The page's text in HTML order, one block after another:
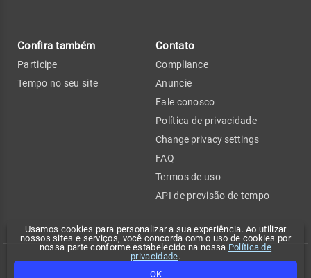
Usamos cookies para personalizar a sua experiência. Ao utilizar
nossos sites e serviços, você concorda com o uso de cookies por
nossa parte conforme estabelecido na nossa Política de
privacidade.
OK
Confira também
Participe
Tempo no seu site
Contato
Compliance
Anuncie
Fale conosco
Política de privacidade
Change privacy settings
FAQ
Termos de uso
API de previsão de tempo
Copyright 2026 - Climatempo. Todos os direitos reservados.